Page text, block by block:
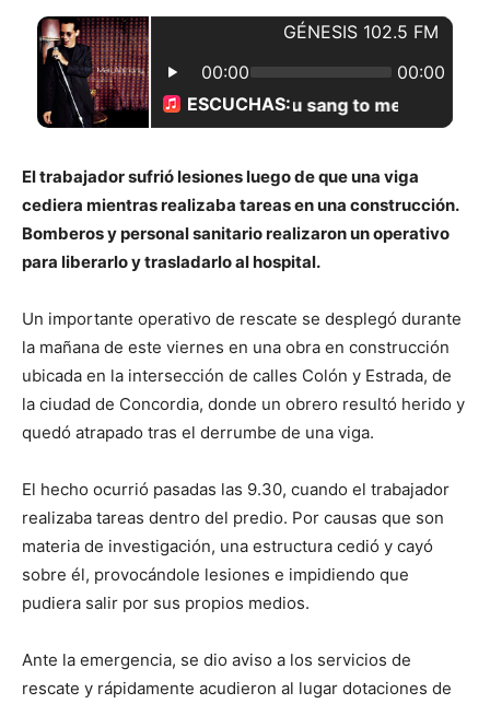
El trabajador sufrió lesiones luego de que una viga
cediera mientras realizaba tareas en una construcción.
Bomberos y personal sanitario realizaron un operativo
para liberarlo y trasladarlo al hospital.
Un importante operativo de rescate se desplegó durante
la mañana de este viernes en una obra en construcción
ubicada en la intersección de calles Colón y Estrada, de
la ciudad de Concordia, donde un obrero resultó herido y
quedó atrapado tras el derrumbe de una viga.
El hecho ocurrió pasadas las 9.30, cuando el trabajador
realizaba tareas dentro del predio. Por causas que son
materia de investigación, una estructura cedió y cayó
sobre él, provocándole lesiones e impidiendo que
pudiera salir por sus propios medios.
Ante la emergencia, se dio aviso a los servicios de
rescate y rápidamente acudieron al lugar dotaciones de